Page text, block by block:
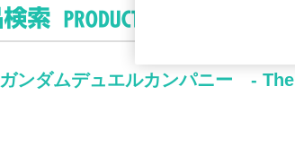
ガンダムデュエルカンパニー -